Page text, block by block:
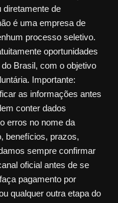
diretamente de
é uma empresa de
processo seletivo.
oportunidades
Brasil, com o objetivo
Importante:
as informações antes
conter dados
erros no nome da
benefícios, prazos,
sempre confirmar
oficial antes de se
pagamento por
qualquer outra etapa do